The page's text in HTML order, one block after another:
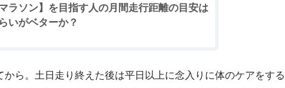
マラソン】を目指す人の月間走行距離の目安は
いがベターか？
から。土日走り終えた後は平日以上に念入りに体のケアをする